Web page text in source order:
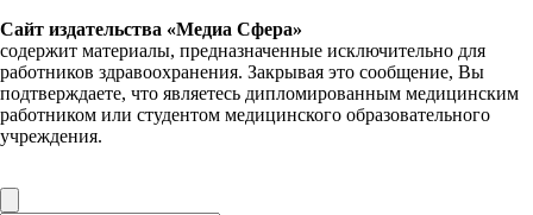
Сайт издательства «Медиа Сфера»
содержит материалы, предназначенные исключительно для
работников здравоохранения. Закрывая это сообщение, Вы
подтверждаете, что являетесь дипломированным медицинским
работником или студентом медицинского образовательного
учреждения.